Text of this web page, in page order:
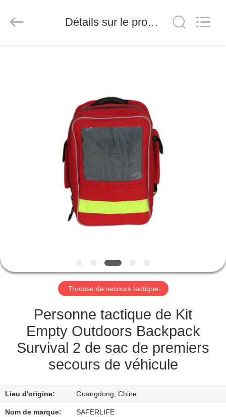
PRODUITS
PROPOS
L'USINE
CONTRÔLE
QUALITÉ
CONTACTER
Products
Rights
Détails sur le produit
Trousse de secours tactique
Personne tactique de Kit
Empty Outdoors Backpack
Survival 2 de sac de premiers
secours de véhicule
Lieu d'origine: Guangdong, Chine
Nom de marque: SAFERLIFE